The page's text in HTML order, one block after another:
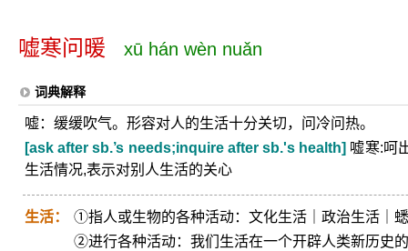
嘘寒问暖 xū hán wèn nuǎn
词典解释
嘘：缓缓吹气。形容对人的生活十分关切，问冷问热。
[ask after sb.’s needs;inquire after sb.'s health] 嘘寒:呵
生活情况,表示对别人生活的关心
生活：
①指人或生物的各种活动：文化生活｜政治生活｜
②进行各种活动：我们生活在一个开辟人类新历史